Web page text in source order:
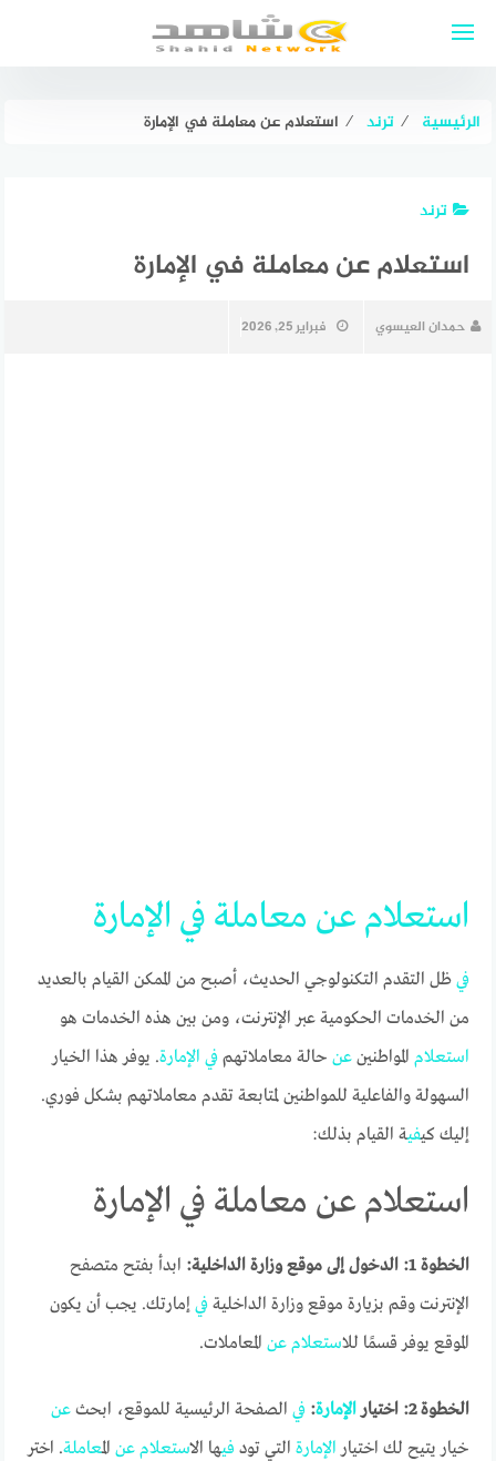
الرئيسية ⁄ ترند ⁄ استعلام عن معاملة في الإمارة
ترند
استعلام عن معاملة في الإمارة
حمدان العيسوي فبراير 25, 2026
استعلام عن معاملة في الإمارة
في ظل التقدم التكنولوجي الحديث، أصبح من الممكن القيام بالعديد
من الخدمات الحكومية عبر الإنترنت، ومن بين هذه الخدمات هو
استعلام المواطنينعن حالة معاملاتهمفي الإمارة. يوفر هذا الخيار
السهولة والفاعلية للمواطنين لمتابعة تقدم معاملاتهم بشكل فوري.
إليك كيفية القيام بذلك:
استعلام عن معاملة في الإمارة
الخطوة 1: الدخول إلى موقع وزارة الداخلية:
ابدأ بفتح متصفح
الإنترنت وقم بزيارة موقع وزارة الداخليةفي إمارتك. يجب أن يكون
الموقع يوفر قسمًا للاستعلام عن المعاملات.
الخطوة 2: اختيار الإمارة: في الصفحة الرئيسية للموقع، ابحثعن
خيار يتيح لك اختيار الإمارة التي تود فيها الاستعلام عن المعاملة. اختر